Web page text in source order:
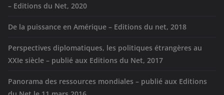
– Editions du Net, 2020
De la puissance en Amérique – Editions du net, 2018
Perspectives diplomatiques, les politiques étrangères au
XXIe siècle – publié aux Editions du Net, 2017
Panorama des ressources mondiales – publié aux Editions